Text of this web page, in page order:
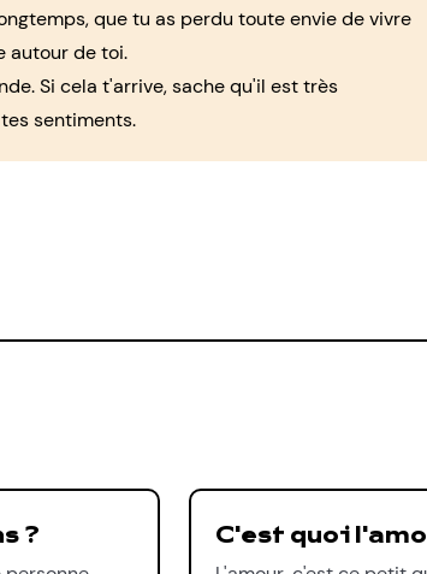
que tu as perdu toute envie de vivre
autour de toi.
Si cela t'arrive, sache qu'il est très
sentiments.
? C'est quoi